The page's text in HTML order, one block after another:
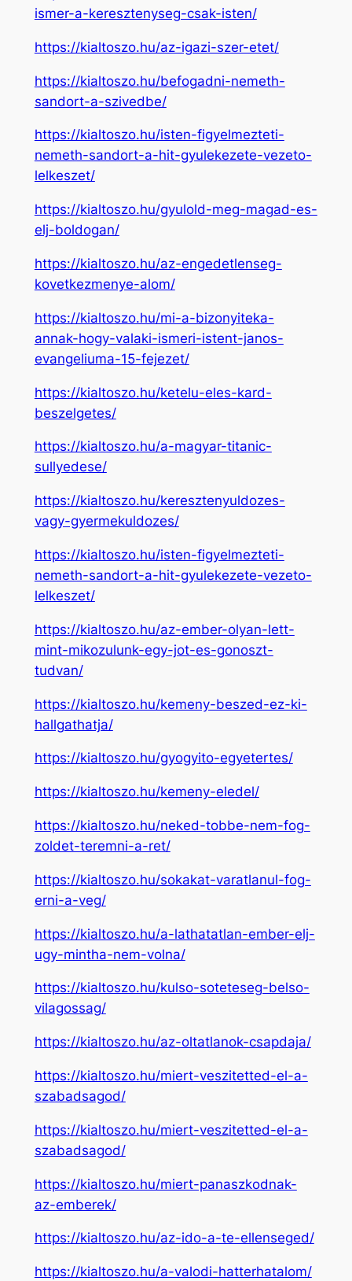
ismer-a-keresztenyseg-csak-isten/
https://kialtoszo.hu/az-igazi-szer-etet/
https://kialtoszo.hu/befogadni-nemeth-
sandort-a-szivedbe/
https://kialtoszo.hu/isten-figyelmezteti-
nemeth-sandort-a-hit-gyulekezete-vezeto-
lelkeszet/
https://kialtoszo.hu/gyulold-meg-magad-es-
elj-boldogan/
https://kialtoszo.hu/az-engedetlenseg-
kovetkezmenye-alom/
https://kialtoszo.hu/mi-a-bizonyiteka-
annak-hogy-valaki-ismeri-istent-janos-
evangeliuma-15-fejezet/
https://kialtoszo.hu/ketelu-eles-kard-
beszelgetes/
https://kialtoszo.hu/a-magyar-titanic-
sullyedese/
https://kialtoszo.hu/keresztenyuldozes-
vagy-gyermekuldozes/
https://kialtoszo.hu/isten-figyelmezteti-
nemeth-sandort-a-hit-gyulekezete-vezeto-
lelkeszet/
https://kialtoszo.hu/az-ember-olyan-lett-
mint-mikozulunk-egy-jot-es-gonoszt-
tudvan/
https://kialtoszo.hu/kemeny-beszed-ez-ki-
hallgathatja/
https://kialtoszo.hu/gyogyito-egyetertes/
https://kialtoszo.hu/kemeny-eledel/
https://kialtoszo.hu/neked-tobbe-nem-fog-
zoldet-teremni-a-ret/
https://kialtoszo.hu/sokakat-varatlanul-fog-
erni-a-veg/
https://kialtoszo.hu/a-lathatatlan-ember-elj-
ugy-mintha-nem-volna/
https://kialtoszo.hu/kulso-soteteseg-belso-
vilagossag/
https://kialtoszo.hu/az-oltatlanok-csapdaja/
https://kialtoszo.hu/miert-veszitetted-el-a-
szabadsagod/
https://kialtoszo.hu/miert-veszitetted-el-a-
szabadsagod/
https://kialtoszo.hu/miert-panaszkodnak-
az-emberek/
https://kialtoszo.hu/az-ido-a-te-ellenseged/
https://kialtoszo.hu/a-valodi-hatterhatalom/